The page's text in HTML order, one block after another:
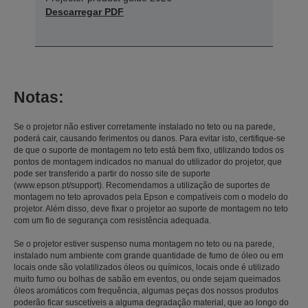
Descarregar PDF
Notas:
Se o projetor não estiver corretamente instalado no teto ou na parede,
poderá cair, causando ferimentos ou danos. Para evitar isto, certifique-se
de que o suporte de montagem no teto está bem fixo, utilizando todos os
pontos de montagem indicados no manual do utilizador do projetor, que
pode ser transferido a partir do nosso site de suporte
(www.epson.pt/support). Recomendamos a utilização de suportes de
montagem no teto aprovados pela Epson e compatíveis com o modelo do
projetor. Além disso, deve fixar o projetor ao suporte de montagem no teto
com um fio de segurança com resistência adequada.
Se o projetor estiver suspenso numa montagem no teto ou na parede,
instalado num ambiente com grande quantidade de fumo de óleo ou em
locais onde são volatilizados óleos ou químicos, locais onde é utilizado
muito fumo ou bolhas de sabão em eventos, ou onde sejam queimados
óleos aromáticos com frequência, algumas peças dos nossos produtos
poderão ficar suscetíveis a alguma degradação material, que ao longo do